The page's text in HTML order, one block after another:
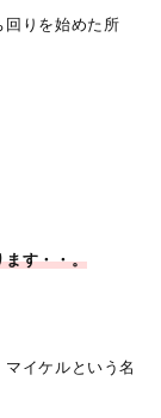
回りを始めた所
ます・・。
イケルという名